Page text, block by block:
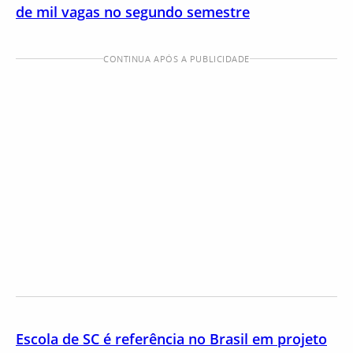
de mil vagas no segundo semestre
CONTINUA APÓS A PUBLICIDADE
Escola de SC é referência no Brasil em projeto